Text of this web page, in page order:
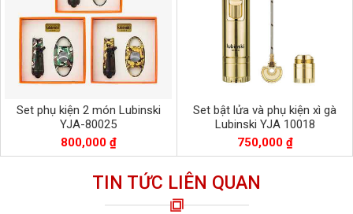
Set phụ kiện 2 món Lubinski
YJA-80025
800,000 ₫
Set bật lửa và phụ kiện xì gà
Lubinski YJA 10018
750,000 ₫
TIN TỨC LIÊN QUAN